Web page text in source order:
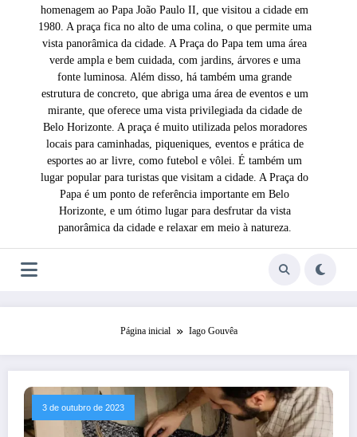
homenagem ao Papa João Paulo II, que visitou a cidade em
1980. A praça fica no alto de uma colina, o que permite uma
vista panorâmica da cidade. A Praça do Papa tem uma área
verde ampla e bem cuidada, com jardins, árvores e uma
fonte luminosa. Além disso, há também uma grande
estrutura de concreto, que abriga uma área de eventos e um
mirante, que oferece uma vista privilegiada da cidade de
Belo Horizonte. A praça é muito utilizada pelos moradores
locais para caminhadas, piqueniques, eventos e prática de
esportes ao ar livre, como futebol e vôlei. É também um
lugar popular para turistas que visitam a cidade. A Praça do
Papa é um ponto de referência importante em Belo
Horizonte, e um ótimo lugar para desfrutar da vista
panorâmica da cidade e relaxar em meio à natureza.
Página inicial Iago Gouvêa
3 de outubro de 2023